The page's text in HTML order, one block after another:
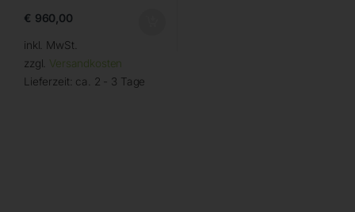
€ 960,00
inkl. MwSt.
zzgl. Versandkosten
Lieferzeit: ca. 2 - 3 Tage